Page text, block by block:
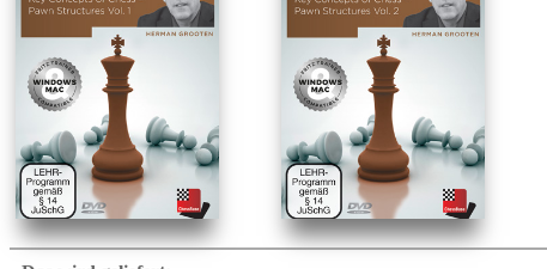
Themen “der isolierte Damenbauer (IQP)” und “der Freibauer im
Die Tatsache, dass ein passierter Bauer manchmal von
• Videolaufzeit: 4 Stunden (Englisch)
• Mit interaktivem Training inklusive Video-Feedback
• EExtra: Training mit ChessBase-Apps - Spielen Sie